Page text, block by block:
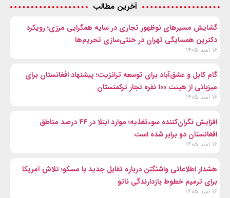
آخرین مطالب
گشایش مسیرهای نوظهور تجاری در سایه همگرایی مرزی؛ رویکرد
دکترین همسایگی تهران در خنثی‌سازی تحریم‌ها
۱۶ اسد ۱۴۰۵
گام کابل و عشق‌آباد برای توسعه ترانزیت؛ پیشنهاد افغانستان برای
میزبانی از هیئت ۱۰۰ نفره تجار ترکمنستان
۱۶ اسد ۱۴۰۵
افزایش نگران‌کننده سوءتغذیه؛ موارد ابتلا در ۴۴ درصد مناطق
افغانستان دو برابر شده است
۱۶ اسد ۱۴۰۵
هشدار اطلاعاتی واشنگتن درباره تقابل جدید با مسکو؛ تلاش آمریکا
برای ترمیم خطوط بازدارندگی ناتو
۱۶ اسد ۱۴۰۵